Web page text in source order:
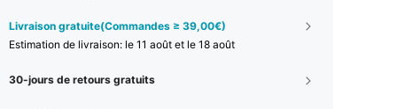
Livraison gratuite(Commandes ≥ 39,00€)
Estimation de livraison: le 11 août et le 18 août
30-jours de retours gratuits